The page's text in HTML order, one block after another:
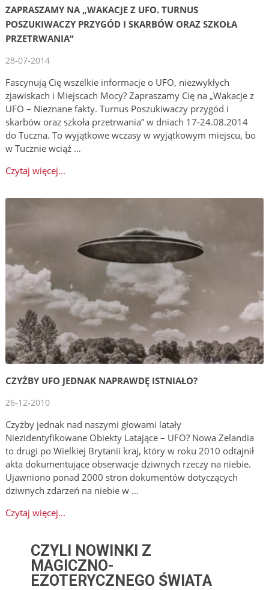
ZAPRASZAMY NA „WAKACJE Z UFO. TURNUS
POSZUKIWACZY PRZYGÓD I SKARBÓW ORAZ SZKOŁA
PRZETRWANIA”
28-07-2014
Fascynują Cię wszelkie informacje o UFO, niezwykłych
zjawiskach i Miejscach Mocy? Zapraszamy Cię na „Wakacje z
UFO – Nieznane fakty. Turnus Poszukiwaczy przygód i
skarbów oraz szkoła przetrwania” w dniach 17-24.08.2014
do Tuczna. To wyjątkowe wczasy w wyjątkowym miejscu, bo
w Tucznie wciąż …
Czytaj więcej...
CZYŻBY UFO JEDNAK NAPRAWDĘ ISTNIAŁO?
26-12-2010
Czyżby jednak nad naszymi głowami latały
Niezidentyfikowane Obiekty Latające – UFO? Nowa Zelandia
to drugi po Wielkiej Brytanii kraj, który w roku 2010 odtajnił
akta dokumentujące obserwacje dziwnych rzeczy na niebie.
Ujawniono ponad 2000 stron dokumentów dotyczących
dziwnych zdarzeń na niebie w …
Czytaj więcej...
CZYLI NOWINKI Z
MAGICZNO-
EZOTERYCZNEGO ŚWIATA